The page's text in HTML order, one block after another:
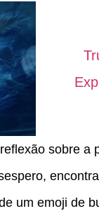
sobre
um emoji de